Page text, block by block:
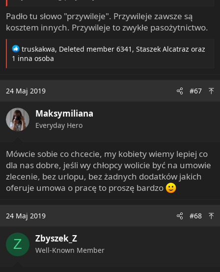
Padło tu słowo "przywileje". Przywileje zawsze są
kosztem innych. Przywileje to zwykłe pasożytnictwo.
R
e
i
n
s
:
truskakwa, Deleted member 6341 , Staszek Alcatraz oraz
1 inna osoba
24 Maj 2019 #67
Maksymiliana
Everyday Hero
Mówcie sobie co chcecie, my kobiety wiemy lepiej co
dla nas dobre, jeśli wy chłopcy wolicie być na umowie
zlecenie, bez urlopu, bez żadnych dodatków jakich
oferuje umowa o pracę to proszę bardzo
24 Maj 2019 #68
Z Zbyszek_Z
Well-Known Member